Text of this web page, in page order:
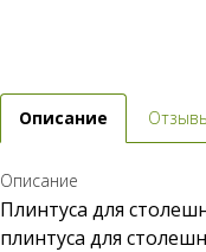
Описание
Описание
Плинтуса для
плинтуса для